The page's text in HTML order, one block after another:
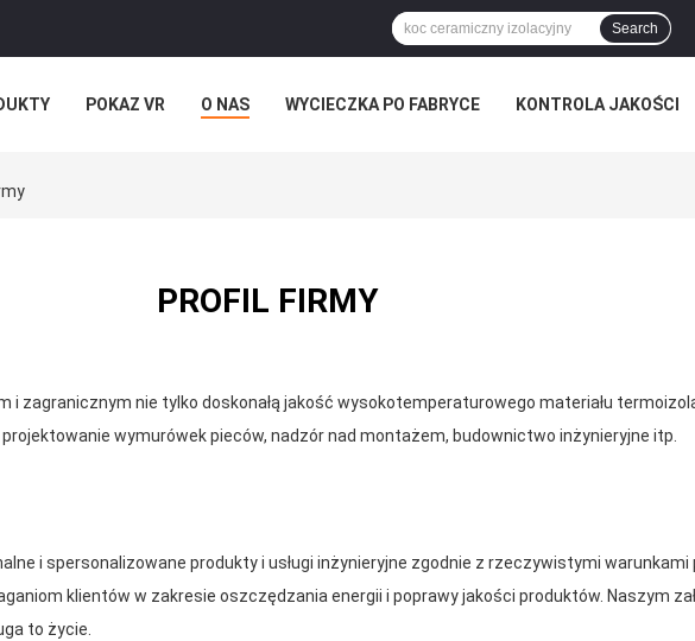
Search
POKAZ VR O NAS WYCIECZKA PO FABRYCE KONTROLA JAKOŚCI
PROFIL FIRMY
i zagranicznym nie tylko doskonałą jakość wysokotemperaturowego materiału
wymurówek pieców, nadzór nad montażem, budownictwo inżynieryjne itp.
i spersonalizowane produkty i usługi inżynieryjne zgodnie z rzeczywistymi warunkami
klientów w zakresie oszczędzania energii i poprawy jakości produktów. Naszym
to życie.